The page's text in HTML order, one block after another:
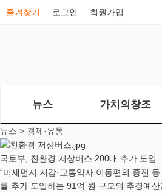
즐겨찾기 로그인 회원가입
뉴스 가치의창조
뉴스 > 경제·유통
국토부, 친환경 저상버스 200대 추가 도입
“미세먼지 저감·교통약자 이동편의 증진
를 추가 도입하는 91억 원 규모의 추경예